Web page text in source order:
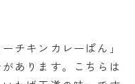
チキンカレーぱん」
あります。こちらは